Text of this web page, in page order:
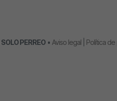
SOLO PERREO • Aviso legal Política